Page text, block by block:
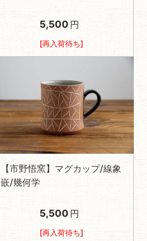
5,500 円
[再入荷待ち]
【市野悟窯】マグカップ/線象
嵌/幾何学
5,500 円
[再入荷待ち]